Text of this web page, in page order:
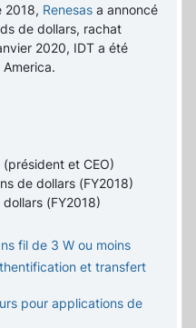
2018, Renesas a annoncé
de dollars, rachat
2020, IDT a été
et CEO)
de dollars (FY2018)
dollars (FY2018)
fil de 3 W ou moins
et transfert
pour applications de